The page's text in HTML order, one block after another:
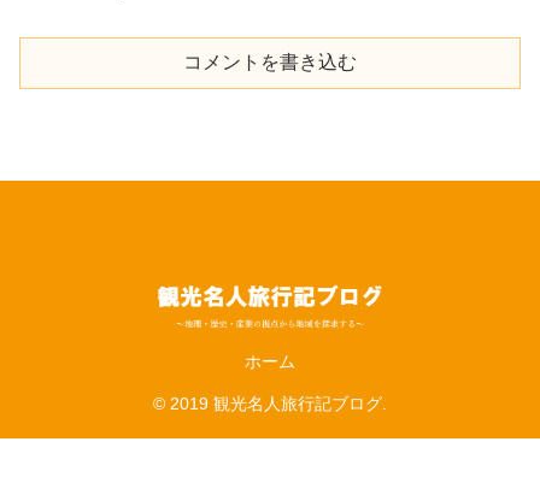
コメントを書き込む
ホーム
© 2019 観光名人旅行記ブログ.